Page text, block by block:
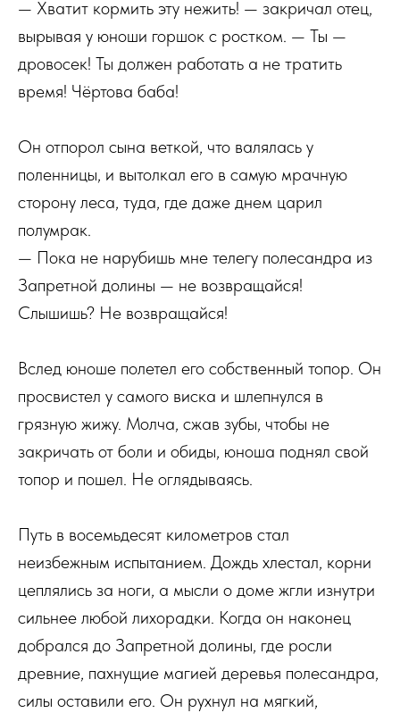
— Хватит кормить эту нежить! — закричал отец,
вырывая у юноши горшок с ростком. — Ты —
дровосек! Ты должен работать а не тратить
время! Чёртова баба!
Он отпорол сына веткой, что валялась у
поленницы, и вытолкал его в самую мрачную
сторону леса, туда, где даже днем царил
полумрак.
— Пока не нарубишь мне телегу полесандра из
Запретной долины — не возвращайся!
Слышишь? Не возвращайся!
Вслед юноше полетел его собственный топор. Он
просвистел у самого виска и шлепнулся в
грязную жижу. Молча, сжав зубы, чтобы не
закричать от боли и обиды, юноша поднял свой
топор и пошел. Не оглядываясь.
Путь в восемьдесят километров стал
неизбежным испытанием. Дождь хлестал, корни
цеплялись за ноги, а мысли о доме жгли изнутри
сильнее любой лихорадки. Когда он наконец
добрался до Запретной долины, где росли
древние, пахнущие магией деревья полесандра,
силы оставили его. Он рухнул на мягкий,